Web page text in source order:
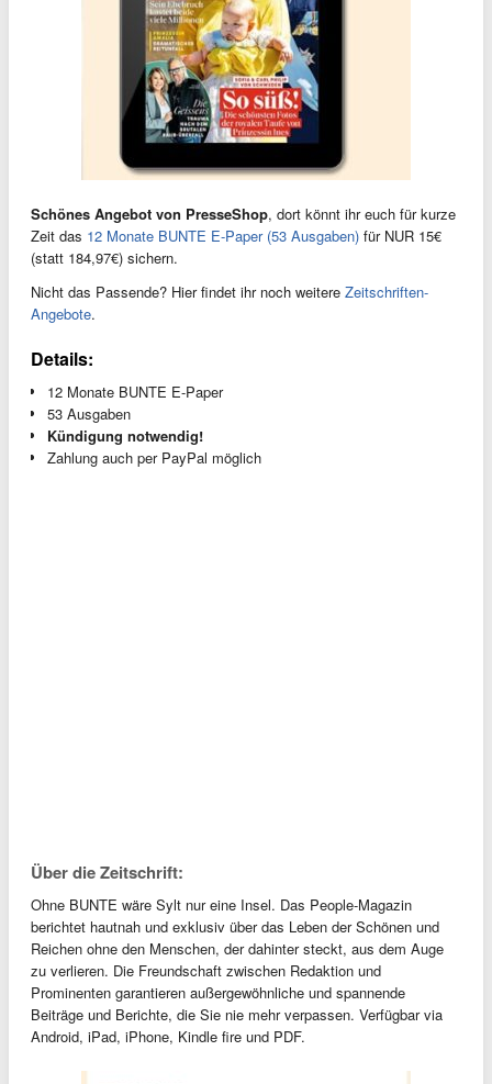
Schönes Angebot von PresseShop, dort könnt ihr euch für kurze
Zeit das 12 Monate BUNTE E-Paper (53 Ausgaben) für NUR 15€
(statt 184,97€) sichern.
Nicht das Passende? Hier findet ihr noch weitere Zeitschriften-
Angebote.
Details:
12 Monate BUNTE E-Paper
53 Ausgaben
Kündigung notwendig!
Zahlung auch per PayPal möglich
Über die Zeitschrift:
Ohne BUNTE wäre Sylt nur eine Insel. Das People-Magazin
berichtet hautnah und exklusiv über das Leben der Schönen und
Reichen ohne den Menschen, der dahinter steckt, aus dem Auge
zu verlieren. Die Freundschaft zwischen Redaktion und
Prominenten garantieren außergewöhnliche und spannende
Beiträge und Berichte, die Sie nie mehr verpassen. Verfügbar via
Android, iPad, iPhone, Kindle fire und PDF.